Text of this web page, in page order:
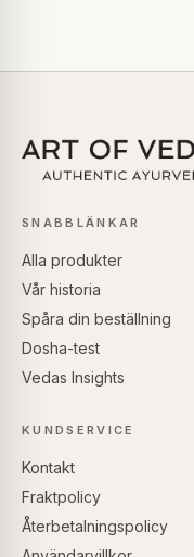
SNABBLÄNKAR
Alla produkter
Vår historia
Spåra din beställning
Dosha-test
Vedas Insights
KUNDSERVICE
Kontakt
Fraktpolicy
Återbetalningspolicy